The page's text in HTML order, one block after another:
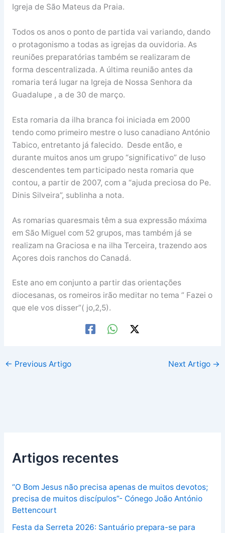
Igreja de São Mateus da Praia.
Todos os anos o ponto de partida vai variando, dando
o protagonismo a todas as igrejas da ouvidoria. As
reuniões preparatórias também se realizaram de
forma descentralizada. A última reunião antes da
romaria terá lugar na Igreja de Nossa Senhora da
Guadalupe , a de 30 de março.
Esta romaria da ilha branca foi iniciada em 2000
tendo como primeiro mestre o luso canadiano António
Tabico, entretanto já falecido. Desde então, e
durante muitos anos um grupo “significativo” de luso
descendentes tem participado nesta romaria que
contou, a partir de 2007, com a “ajuda preciosa do Pe.
Dinis Silveira”, sublinha a nota.
As romarias quaresmais têm a sua expressão máxima
em São Miguel com 52 grupos, mas também já se
realizam na Graciosa e na ilha Terceira, trazendo aos
Açores dois ranchos do Canadá.
Este ano em conjunto a partir das orientações
diocesanas, os romeiros irão meditar no tema ” Fazei o
que ele vos disser”( jo,2,5).
← Previous Artigo Next Artigo →
Artigos recentes
“O Bom Jesus não precisa apenas de muitos devotos;
precisa de muitos discípulos”- Cónego João António
Bettencourt
Festa da Serreta 2026: Santuário prepara-se para